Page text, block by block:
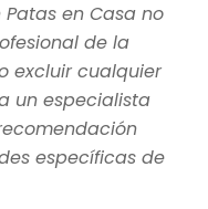
en Casa no
de la
excluir cualquier
un especialista
específicas de